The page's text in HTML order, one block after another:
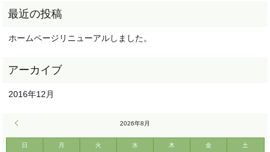
ホームページリニューアルしました。
2016年12月
2026年8月
日 月 火 水 木 金 土